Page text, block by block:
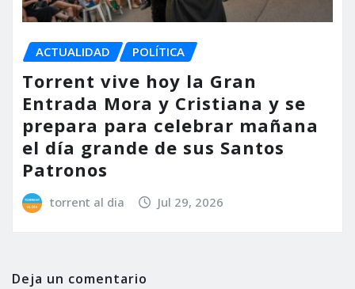
ACTUALIDAD POLÍTICA
Torrent vive hoy la Gran
Entrada Mora y Cristiana y se
prepara para celebrar mañana
el día grande de sus Santos
Patronos
torrent al dia Jul 29, 2026
Deja un comentario